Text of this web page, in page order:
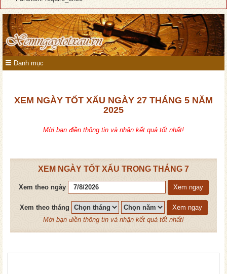
Danh mục
XEM NGÀY TỐT XẤU NGÀY 27 THÁNG 5 NĂM
2025
Mời bạn điền thông tin và nhận kết quả tốt nhất!
XEM NGÀY TỐT XẤU TRONG THÁNG 7
Xem theo ngày Xem ngay
Xem theo tháng
Xem ngay
Mời bạn điền thông tin và nhận kết quả tốt nhất!